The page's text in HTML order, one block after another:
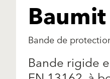
Bande de
Bande rigide